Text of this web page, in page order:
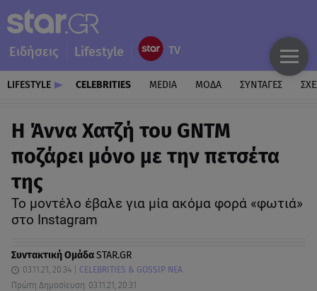
Ειδήσεις Lifestyle
LIFESTYLE CELEBRITIES MEDIA ΜΟΔΑ ΣΥΝΤΑΓΕΣ
Η Άννα Χατζή του GNTM
ποζάρει μόνο με την πετσέτα
της
Το μοντέλο έβαλε για μία ακόμα φορά «φωτιά»
στο Instagram
Συντακτική ΟμάδαSTAR.GR
03.11.21, 20:34
CELEBRITIES & GOSSIP ΝΕΑ
Πρώτη Δημοσίευση: 03.11.21, 20:31